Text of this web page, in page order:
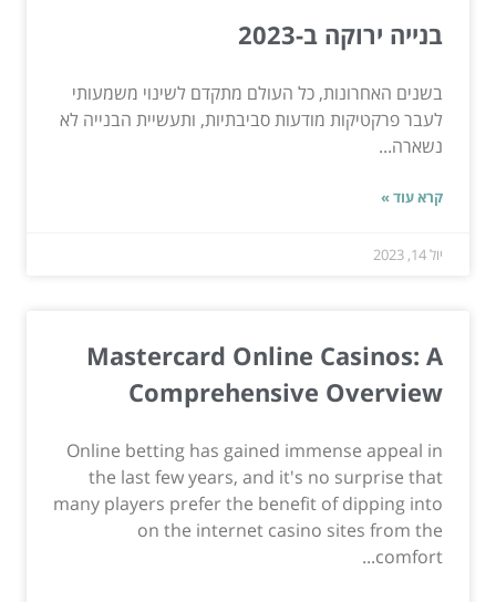
בנייה ירוקה ב-2023
בשנים האחרונות, כל העולם מתקדם לשינוי משמעותי
לעבר פרקטיקות מודעות סביבתיות, ותעשיית הבנייה לא
נשארה...
קרא עוד »
יול 14, 2023
Mastercard Online Casinos: A
Comprehensive Overview
Online betting has gained immense appeal in
the last few years, and it's no surprise that
many players prefer the benefit of dipping into
on the internet casino sites from the
comfort...